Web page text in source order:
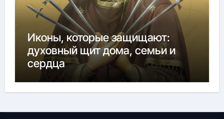
Иконы, которые защищают:
духовный щит дома, семьи и
сердца